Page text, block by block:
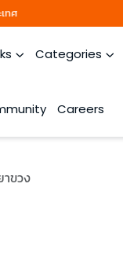
ทศ
Categories
Careers
ขวง